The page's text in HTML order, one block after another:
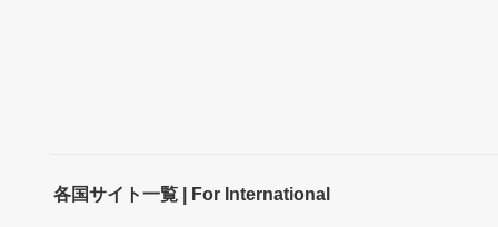
各国サイト一覧 | For International